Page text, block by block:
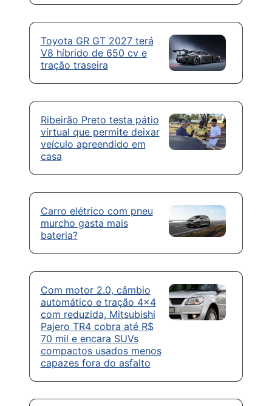
Toyota GR GT 2027 terá
V8 híbrido de 650 cv e
tração traseira
Ribeirão Preto testa pátio
virtual que permite deixar
veículo apreendido em
casa
Carro elétrico com pneu
murcho gasta mais
bateria?
Com motor 2.0, câmbio
automático e tração 4×4
com reduzida, Mitsubishi
Pajero TR4 cobra até R$
70 mil e encara SUVs
compactos usados menos
capazes fora do asfalto